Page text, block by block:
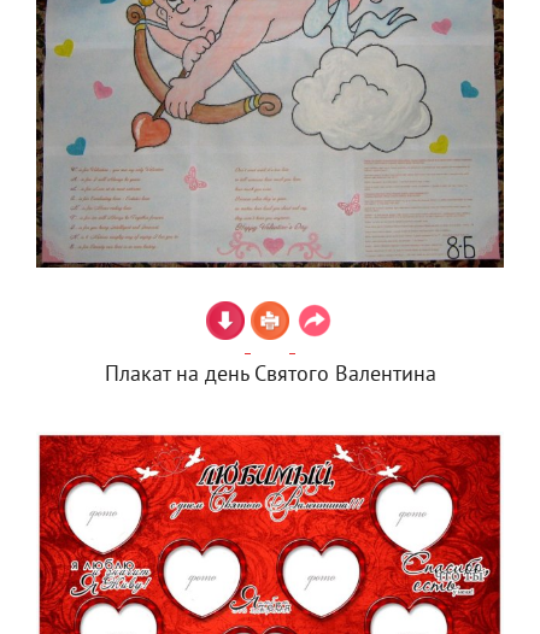
Плакат на день Святого Валентина